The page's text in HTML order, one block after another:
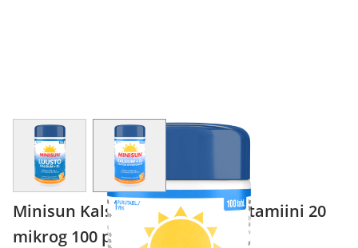
View larger imageView larger image
Minisun Kalsium 500 mg + D-vitamiini 20
mikrog 100 purutabl